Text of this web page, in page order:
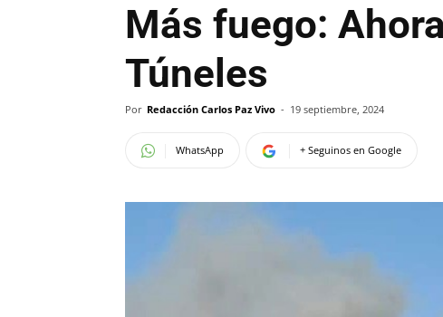
Más fuego:
Túneles
Por Redacción Carlos Paz Vivo - 19 septiembre, 2024
WhatsApp + Seguinos en Google